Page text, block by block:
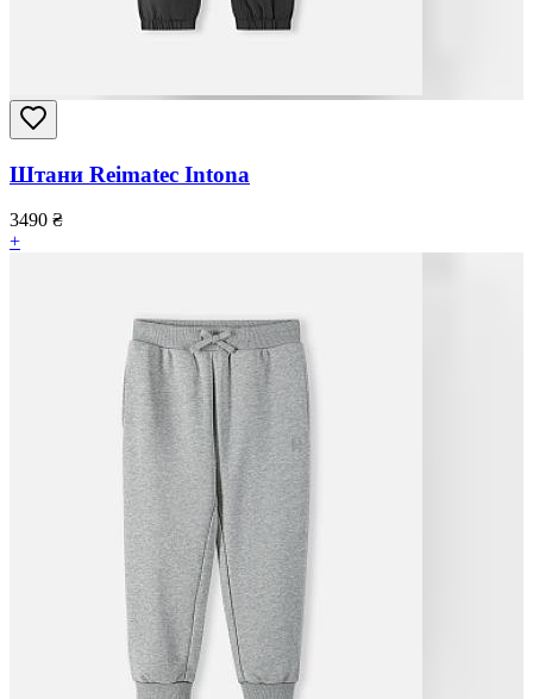
Штани Reimatec Intona
3490 ₴
+